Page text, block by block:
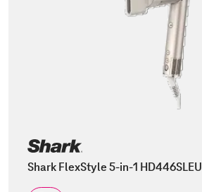
Shark FlexStyle 5-in-1 HD446SLEU